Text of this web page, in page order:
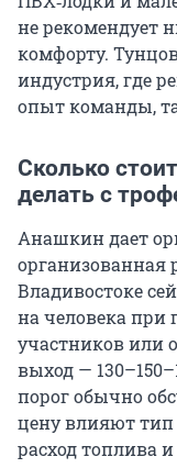
не рекомендует
комфорту.
индустрия, где
опыт команды,
Сколько
делать с
Анашкин дает
организованная
Владивостоке
на человека при
участников или
выход —
порог обычно
цену влияют тип
расход топлива